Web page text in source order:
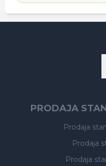
PRODAJA
Prodaja
Prodaja
Prodaja